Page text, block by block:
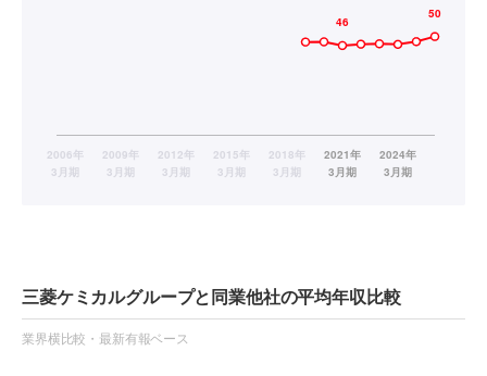
三菱ケミカルグループと同業他社の平均年収比較
業界横比較・最新有報ベース